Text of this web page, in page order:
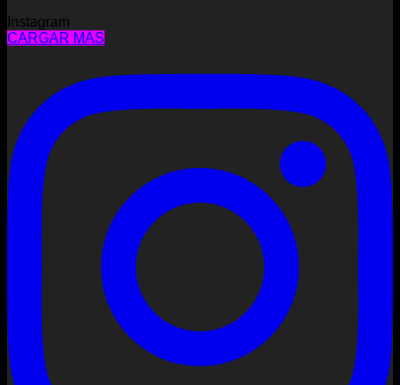
Instagram
CARGAR MÁS